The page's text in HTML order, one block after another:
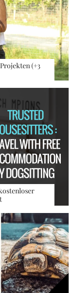
(+3